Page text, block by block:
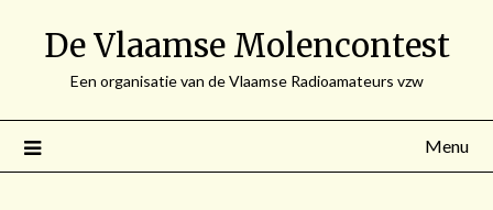
De Vlaamse Molencontest
Een organisatie van de Vlaamse Radioamateurs vzw
Menu